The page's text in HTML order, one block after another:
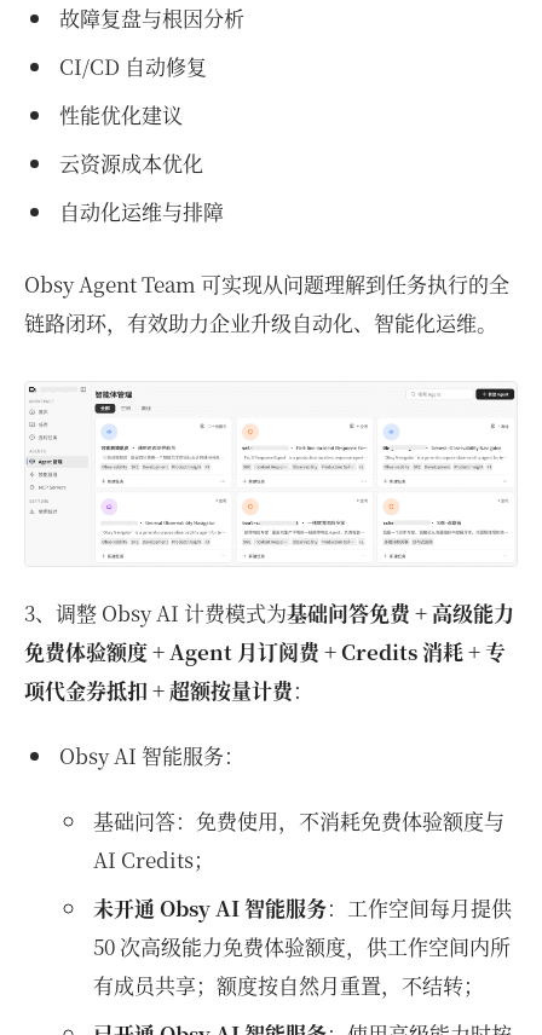
故障复盘与根因分析
CI/CD 自动修复
性能优化建议
云资源成本优化
自动化运维与排障
Obsy Agent Team 可实现从问题理解到任务执行的全
链路闭环，有效助力企业升级自动化、智能化运维。
3、调整 Obsy AI 计费模式为基础问答免费 + 高级能力
免费体验额度 + Agent 月订阅费 + Credits 消耗 + 专
项代金券抵扣 + 超额按量计费：
Obsy AI 智能服务：
基础问答：免费使用，不消耗免费体验额度与
AI Credits；
未开通 Obsy AI 智能服务：工作空间每月提供
50 次高级能力免费体验额度，供工作空间内所
有成员共享；额度按自然月重置，不结转；